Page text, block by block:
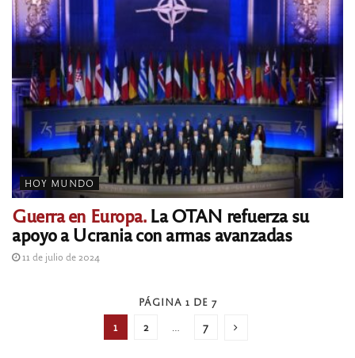
HOY MUNDO
Guerra en Europa.La OTAN refuerza su
apoyo a Ucrania con armas avanzadas
11 de julio de 2024
PÁGINA 1 DE 7
1 2 7